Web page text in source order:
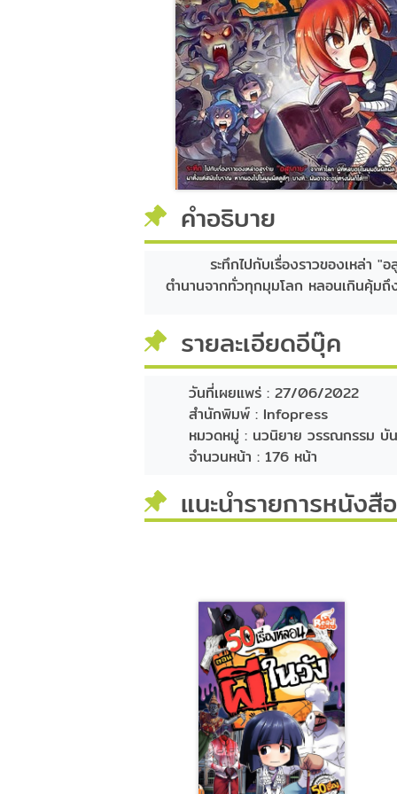
คำอธิบาย
ระทึกไปกับเรื่องราวของเหล่า
ตำนานจากทั่วทุกมุมโลก หลอนเกินคุ้มถึ
รายละเอียดอีบุ๊ค
วันที่เผยแพร่ :27/06/2022
สำนักพิมพ์ :Infopress
หมวดหมู่ :นวนิยาย วรรณกรรม บั
จำนวนหน้า :176 หน้า
แนะนำรายการหนัง